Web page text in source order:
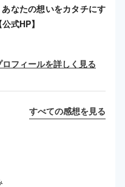
なたの想いをカタチにす
式HP】
ロフィールを詳しく見る
すべての感想を見る